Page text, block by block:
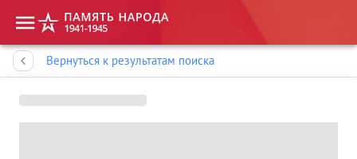
Вернуться к результатам поиска
Память народа